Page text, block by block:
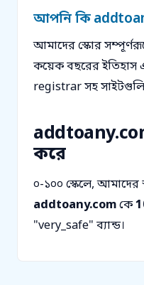
আপনি কি
আমাদের স্কোর
কয়েক বছরের ইতিহাস
registrar সহ
করে
০-১০০ স্কেলে, আমাদের
addtoany.comকে
"very_safe" ব্যান্ড।